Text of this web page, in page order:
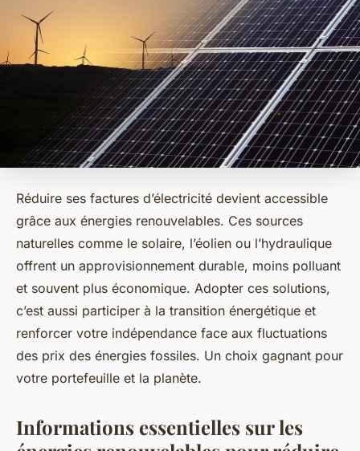
Réduire ses factures d’électricité devient accessible
grâce aux énergies renouvelables. Ces sources
naturelles comme le solaire, l’éolien ou l’hydraulique
offrent un approvisionnement durable, moins polluant
et souvent plus économique. Adopter ces solutions,
c’est aussi participer à la transition énergétique et
renforcer votre indépendance face aux fluctuations
des prix des énergies fossiles. Un choix gagnant pour
votre portefeuille et la planète.
Informations essentielles sur les